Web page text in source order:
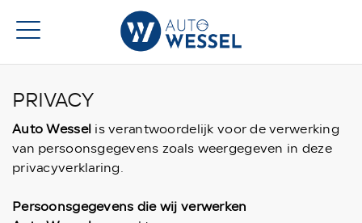
PRIVACY
Auto Wessel is verantwoordelijk voor de verwerking
van persoonsgegevens zoals weergegeven in deze
privacyverklaring.
Persoonsgegevens die wij verwerken